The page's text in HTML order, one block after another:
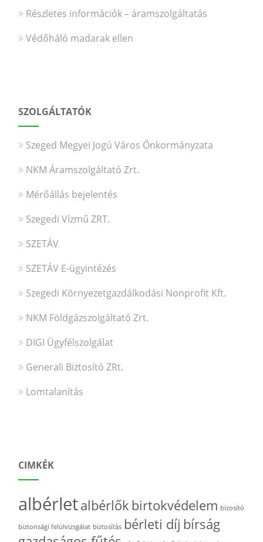
Részletes információk – áramszolgáltatás
Védőháló madarak ellen
SZOLGÁLTATÓK
Szeged Megyei Jogú Város Önkormányzata
NKM Áramszolgáltató Zrt.
Mérőállás bejelentés
Szegedi Vízmű ZRT.
SZETÁV
SZETÁV E-ügyintézés
Szegedi Környezetgazdálkodási Nonprofit Kft.
NKM Földgázszolgáltató Zrt.
DIGI Ügyfélszolgálat
Generali Biztosító ZRt.
Lomtalanítás
CIMKÉK
albérletalbérlők birtokvédelem bizosító
biztonsági felülvizsgálat biztosítás bérleti díj bírság